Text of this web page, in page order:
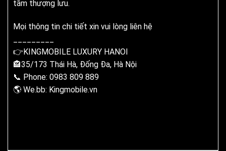
tầm thượng lưu.
Mọi thông tin chi tiết xin vui lòng liên hệ
👉KINGMOBILE LUXURY HANOI
🏤35/173 Thái Hà, Đống Đa, Hà Nội
📞 Phone: 0983 809 889
🌎 We.bb: Kingmobile.vn